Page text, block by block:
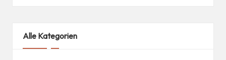
Alle Kategorien